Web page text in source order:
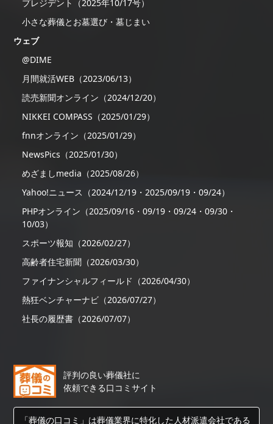
プレジデント（2025年10/17号）
小さな葬儀とお墓選び・墓じまい
ウェブ
@DIME
月間就活WEB（2023/06/13）
読売新聞オンライン（2024/12/20）
NIKKEI COMPASS（2025/01/29）
fnnオンライン（2025/01/29）
NewsPics（2025/01/30）
めざましmedia（2025/08/26）
Yahoo!ニュース（2024/12/19・2025/09/19・09/24）
PHPオンライン（2025/09/16・09/19・09/24・09/30・
10/03）
スポーツ報知（2026/02/27）
高齢者住宅新聞（2026/03/30）
ファイナンシャルフィールド（2026/04/30）
熱狂ベンチャーナビ（2026/07/27）
社長の履歴書（2026/07/07）
評判の良い葬儀社に
依頼できる口コミサイト
「葬儀の口コミ」は葬儀業界に特化した人材派遣会社である